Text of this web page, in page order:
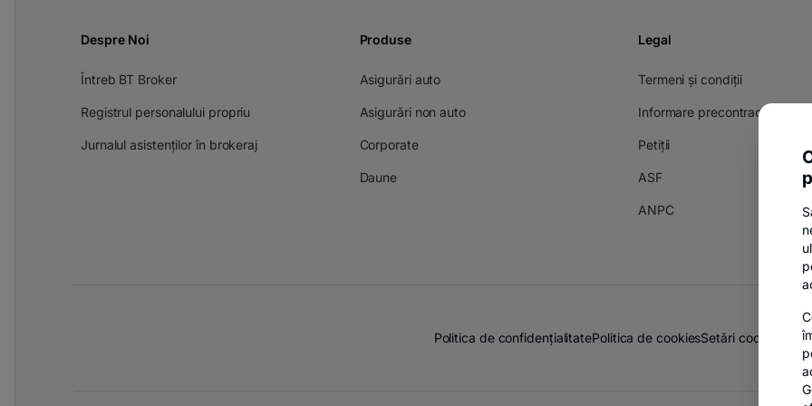
Despre Noi
Întreb BT Broker
Registrul personalului propriu
Jurnalul asistenților în brokeraj
Produse
Asigurări auto
Asigurări non auto
Corporate
Daune
Legal
Termeni și condiții
Informare precontractuală
Petiții
ASF
ANPC
Politica de confidențialitatePolitica de cookiesSetări cookies